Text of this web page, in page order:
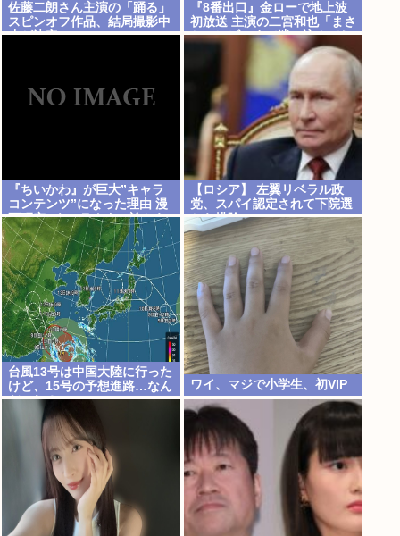
佐藤二朗さん主演の「踊る」
スピンオフ作品、結局撮影中
止が決定www
『8番出口』金ローで地上波
初放送 主演の二宮和也「まさ
かテレビにまで迷い込んでし
『ちいかわ』が巨大”キャラ
コンテンツ”になった理由 漫
画研究&キャラクター論から
紐解く
【ロシア】 左翼リベラル政
党、スパイ認定されて下院選
から排除
台風13号は中国大陸に行った
けど、15号の予想進路…なん
だこれ？
ワイ、マジで小学生、初VIP